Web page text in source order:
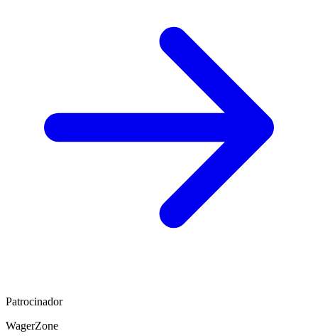
Patrocinador
WagerZone